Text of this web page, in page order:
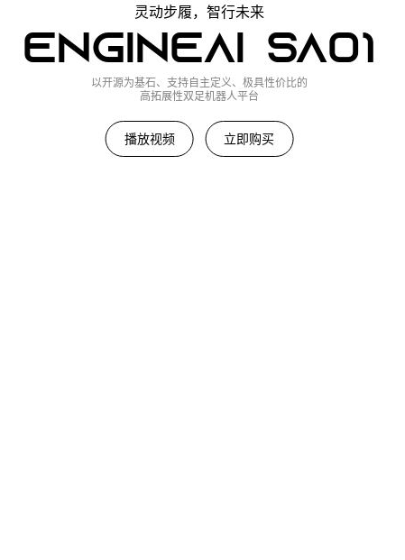
灵动步履，智行未来
ENGINEAI SA01
以开源为基石、支持自主定义、极具性价比的
高拓展性双足机器人平台
播放视频 立即购买